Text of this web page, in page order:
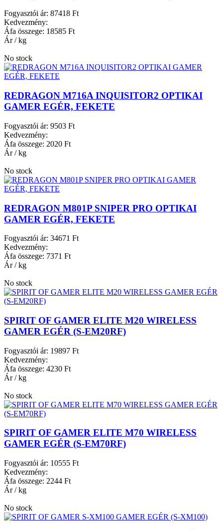
Fogyasztói ár: 87418 Ft
Kedvezmény:
Áfa összege: 18585 Ft
Ár / kg
No stock
REDRAGON M716A INQUISITOR2 OPTIKAI
GAMER EGÉR, FEKETE
Fogyasztói ár: 9503 Ft
Kedvezmény:
Áfa összege: 2020 Ft
Ár / kg
No stock
REDRAGON M801P SNIPER PRO OPTIKAI
GAMER EGÉR, FEKETE
Fogyasztói ár: 34671 Ft
Kedvezmény:
Áfa összege: 7371 Ft
Ár / kg
No stock
SPIRIT OF GAMER ELITE M20 WIRELESS
GAMER EGÉR (S-EM20RF)
Fogyasztói ár: 19897 Ft
Kedvezmény:
Áfa összege: 4230 Ft
Ár / kg
No stock
SPIRIT OF GAMER ELITE M70 WIRELESS
GAMER EGÉR (S-EM70RF)
Fogyasztói ár: 10555 Ft
Kedvezmény:
Áfa összege: 2244 Ft
Ár / kg
No stock